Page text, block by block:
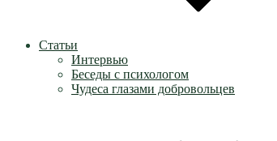
Статьи
Интервью
Беседы с психологом
Чудеса глазами добровольцев